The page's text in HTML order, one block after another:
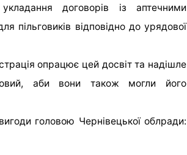
договорів із аптечними
пільговиків відповідно до урядової
опрацює цей досвіт та надішле
аби вони також могли його
головою Чернівецької облради: